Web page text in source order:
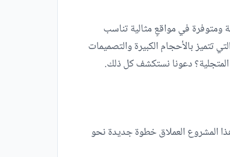
ومتوفرة في مواقعٍ مثالية تناسب
تتميز بالأحجام الكبيرة والتصميمات
دعونا نستكشف كل ذلك.
المشروع العملاق خطوة جديدة نحو